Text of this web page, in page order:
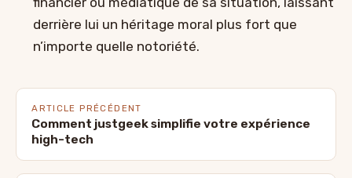
derrière lui un héritage moral plus fort que
n’importe quelle notoriété.
ARTICLE PRÉCÉDENT
Comment justgeek simplifie votre expérience
high-tech